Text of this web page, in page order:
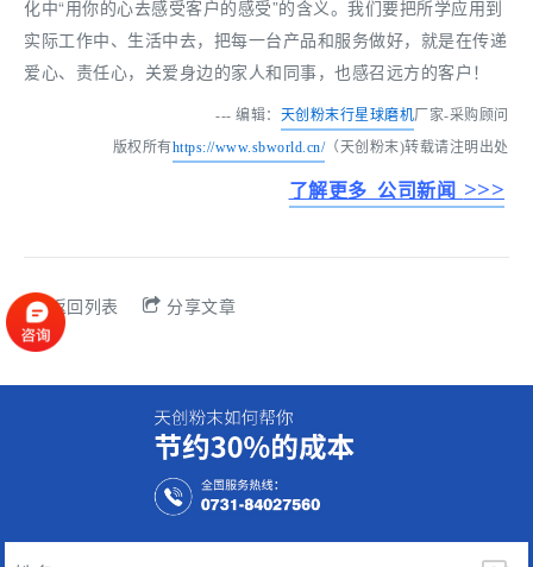
化中“用你的心去感受客户的感受”的含义。我们要把所学应用到
实际工作中、生活中去，把每一台产品和服务做好，就是在传递
爱心、责任心，关爱身边的家人和同事，也感召远方的客户！
--- 编辑： 天创粉末行星球磨机厂家-采购顾问
版权所有https://www.sbworld.cn/（天创粉末)转载请注明出处
了解更多 公司新闻 >>>
返回列表 分享文章